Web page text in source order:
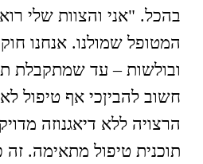
בהכל. "אני והצוות שלי
המטופל שמולנו. אנחנו
ובולשות – עד שמתקבלת
חשוב להביןכי אף טיפול
הרצויה ללא דיאגנוזה
תוכנית טיפול מתאימה.